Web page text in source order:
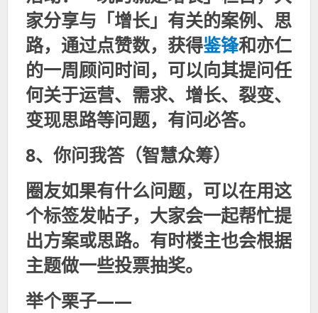
家分享与「增长」有关的案例、思
路，通过点赞数，获得鉴锋和亦仁
的一周顾问时间，可以向其提问任
何关于运营、需求、增长、裂变、
变现思路等问题，有问必答。
8、你问我答（智慧众筹）
圈友如果有什么问题，可以在用这
个标签发帖子，大家会一起帮忙提
出方案或思路。有时楼主也会根据
主题做一些投票抽奖。
举个栗子——